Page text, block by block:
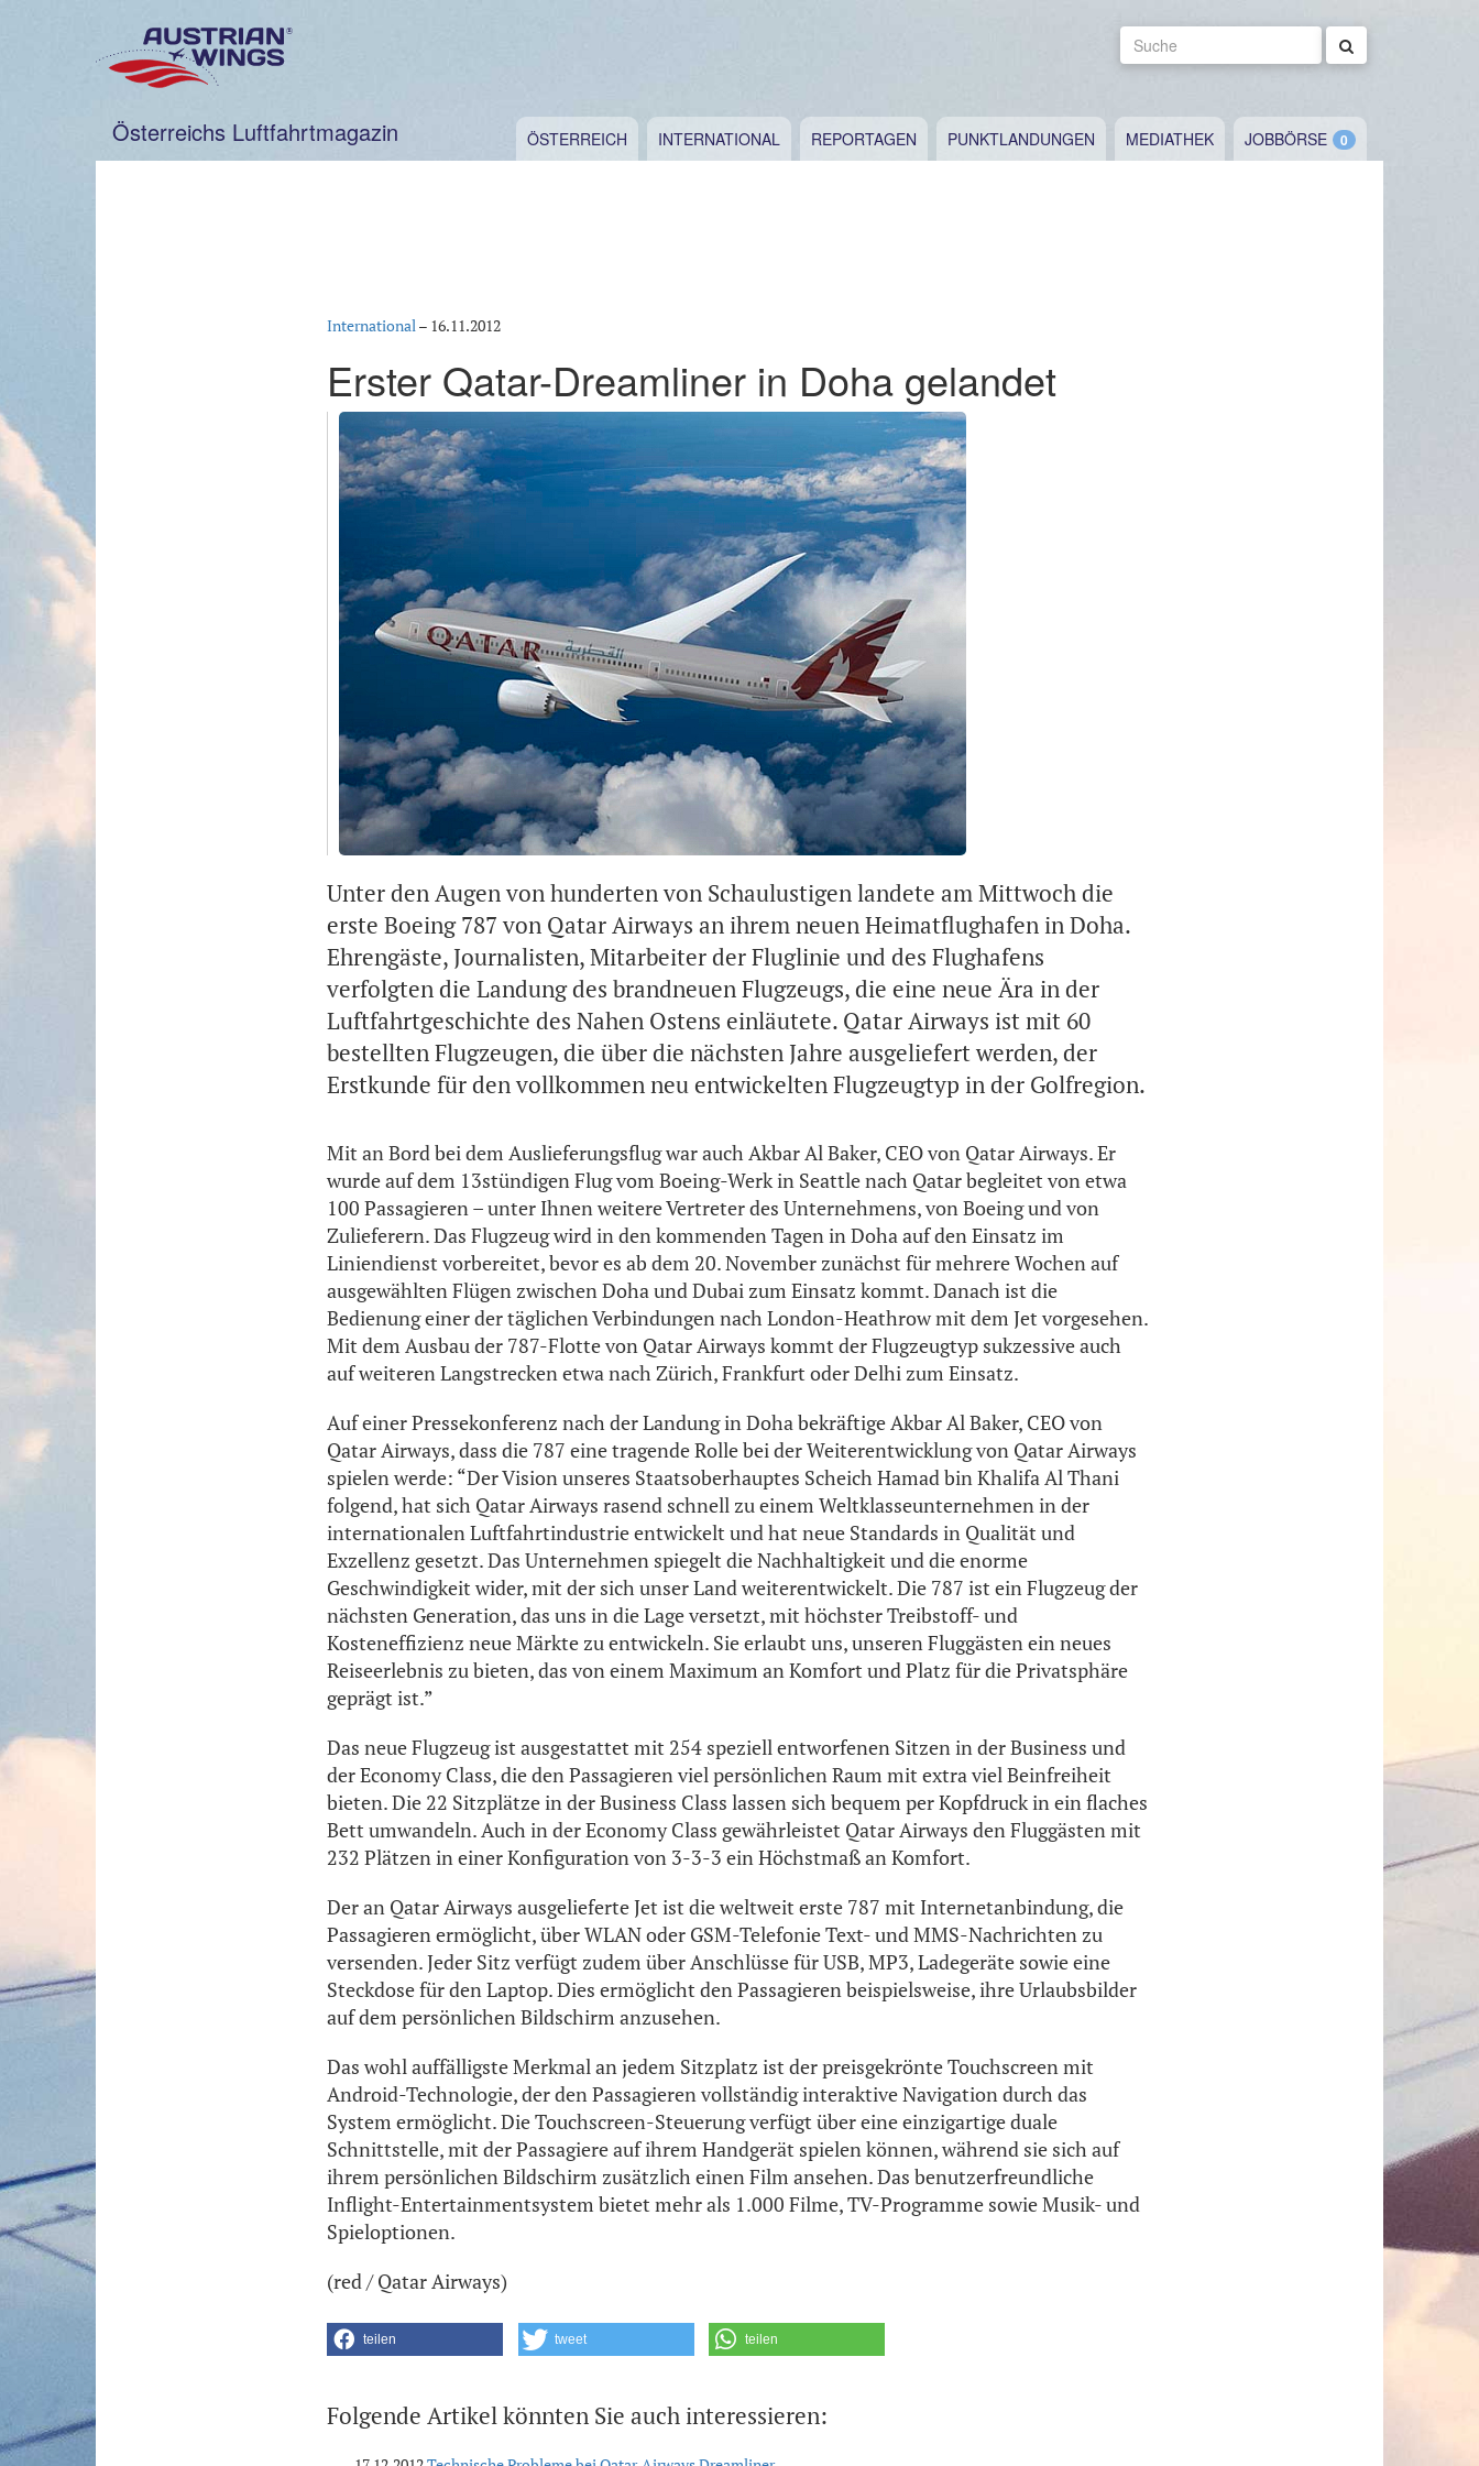
Suche
Österreichs Luftfahrtmagazin ÖSTERREICH INTERNATIONAL REPORTAGEN PUNKTLANDUNGEN MEDIATHEK JOBBÖRSE
International– 16.11.2012
Erster Qatar-Dreamliner in Doha gelandet
Unter den Augen von hunderten von Schaulustigen landete am Mittwoch die
erste Boeing 787 von Qatar Airways an ihrem neuen Heimatflughafen in Doha.
Ehrengäste, Journalisten, Mitarbeiter der Fluglinie und des Flughafens
verfolgten die Landung des brandneuen Flugzeugs, die eine neue Ära in der
Luftfahrtgeschichte des Nahen Ostens einläutete. Qatar Airways ist mit 60
bestellten Flugzeugen, die über die nächsten Jahre ausgeliefert werden, der
Erstkunde für den vollkommen neu entwickelten Flugzeugtyp in der Golfregion.
Mit an Bord bei dem Auslieferungsflug war auch Akbar Al Baker, CEO von Qatar Airways. Er
wurde auf dem 13stündigen Flug vom Boeing-Werk in Seattle nach Qatar begleitet von etwa
100 Passagieren – unter Ihnen weitere Vertreter des Unternehmens, von Boeing und von
Zulieferern. Das Flugzeug wird in den kommenden Tagen in Doha auf den Einsatz im
Liniendienst vorbereitet, bevor es ab dem 20. November zunächst für mehrere Wochen auf
ausgewählten Flügen zwischen Doha und Dubai zum Einsatz kommt. Danach ist die
Bedienung einer der täglichen Verbindungen nach London-Heathrow mit dem Jet vorgesehen.
Mit dem Ausbau der 787-Flotte von Qatar Airways kommt der Flugzeugtyp sukzessive auch
auf weiteren Langstrecken etwa nach Zürich, Frankfurt oder Delhi zum Einsatz.
Auf einer Pressekonferenz nach der Landung in Doha bekräftige Akbar Al Baker, CEO von
Qatar Airways, dass die 787 eine tragende Rolle bei der Weiterentwicklung von Qatar Airways
spielen werde: “Der Vision unseres Staatsoberhauptes Scheich Hamad bin Khalifa Al Thani
folgend, hat sich Qatar Airways rasend schnell zu einem Weltklasseunternehmen in der
internationalen Luftfahrtindustrie entwickelt und hat neue Standards in Qualität und
Exzellenz gesetzt. Das Unternehmen spiegelt die Nachhaltigkeit und die enorme
Geschwindigkeit wider, mit der sich unser Land weiterentwickelt. Die 787 ist ein Flugzeug der
nächsten Generation, das uns in die Lage versetzt, mit höchster Treibstoff- und
Kosteneffizienz neue Märkte zu entwickeln. Sie erlaubt uns, unseren Fluggästen ein neues
Reiseerlebnis zu bieten, das von einem Maximum an Komfort und Platz für die Privatsphäre
geprägt ist.”
Das neue Flugzeug ist ausgestattet mit 254 speziell entworfenen Sitzen in der Business und
der Economy Class, die den Passagieren viel persönlichen Raum mit extra viel Beinfreiheit
bieten. Die 22 Sitzplätze in der Business Class lassen sich bequem per Kopfdruck in ein flaches
Bett umwandeln. Auch in der Economy Class gewährleistet Qatar Airways den Fluggästen mit
232 Plätzen in einer Konfiguration von 3-3-3 ein Höchstmaß an Komfort.
Der an Qatar Airways ausgelieferte Jet ist die weltweit erste 787 mit Internetanbindung, die
Passagieren ermöglicht, über WLAN oder GSM-Telefonie Text- und MMS-Nachrichten zu
versenden. Jeder Sitz verfügt zudem über Anschlüsse für USB, MP3, Ladegeräte sowie eine
Steckdose für den Laptop. Dies ermöglicht den Passagieren beispielsweise, ihre Urlaubsbilder
auf dem persönlichen Bildschirm anzusehen.
Das wohl auffälligste Merkmal an jedem Sitzplatz ist der preisgekrönte Touchscreen mit
Android-Technologie, der den Passagieren vollständig interaktive Navigation durch das
System ermöglicht. Die Touchscreen-Steuerung verfügt über eine einzigartige duale
Schnittstelle, mit der Passagiere auf ihrem Handgerät spielen können, während sie sich auf
ihrem persönlichen Bildschirm zusätzlich einen Film ansehen. Das benutzerfreundliche
Inflight-Entertainmentsystem bietet mehr als 1.000 Filme, TV-Programme sowie Musik- und
Spieloptionen.
(red / Qatar Airways)
teilen tweet teilen
Folgende Artikel könnten Sie auch interessieren: